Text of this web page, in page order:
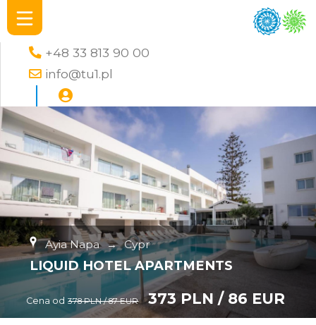
+48 33 813 90 00
info@tu1.pl
Ayia Napa → Cypr
LIQUID HOTEL APARTMENTS
Cena od 378 PLN / 87 EUR 373 PLN / 86 EUR